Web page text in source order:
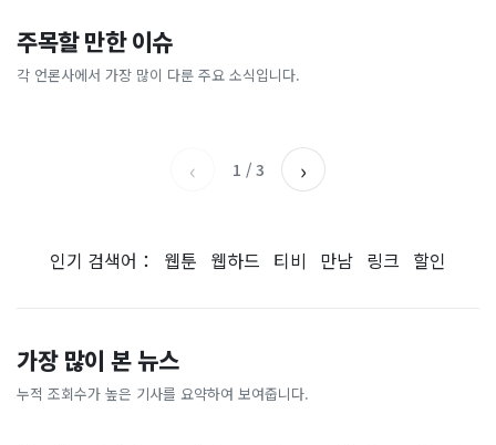
주목할 만한 이슈
각 언론사에서 가장 많이 다룬 주요 소식입니다.
홈플러스, 2000억원으로 '시
간'을 샀다
비즈워치
왜?매일경제
[날씨] 오늘 밤 또 내린다...내
륙 중심 최대 150mm
졌다...국산 53개 중소기업이
‹ 1 / 3 ›
인기 검색어： 웹툰 웹하드 티비 만남 링크 할인
가장 많이 본 뉴스
누적 조회수가 높은 기사를 요약하여 보여줍니다.